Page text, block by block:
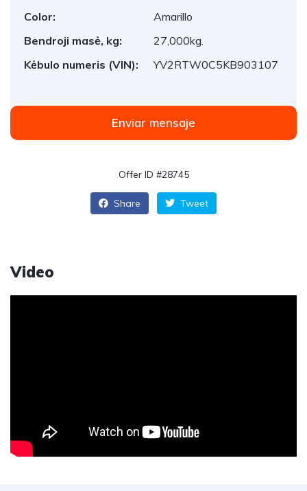
Color:
Amarillo
Bendroji masė, kg:
27,000kg.
Kėbulo numeris (VIN):
YV2RTW0C5KB903107
Enviar mensaje
Offer ID #28745
Share Tweet
Video